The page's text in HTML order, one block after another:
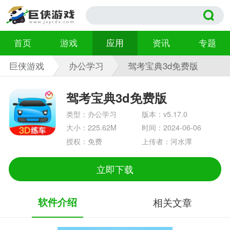
首页 游戏 应用 资讯
专题
巨侠游戏
办公学习
驾考宝典3d免费版
驾考宝典3d免费版
类型：办公学习
版本：v5.17.0
大小：225.62M
时间：2024-06-06
授权：免费
上传者：河水潭
立即下载
软件介绍 相关文章